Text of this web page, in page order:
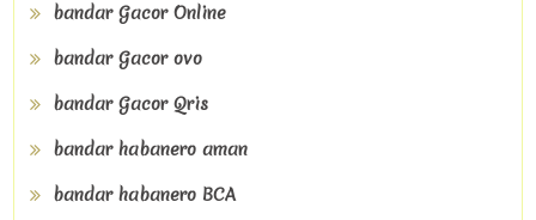
bandar Gacor Online
bandar Gacor ovo
bandar Gacor Qris
bandar habanero aman
bandar habanero BCA